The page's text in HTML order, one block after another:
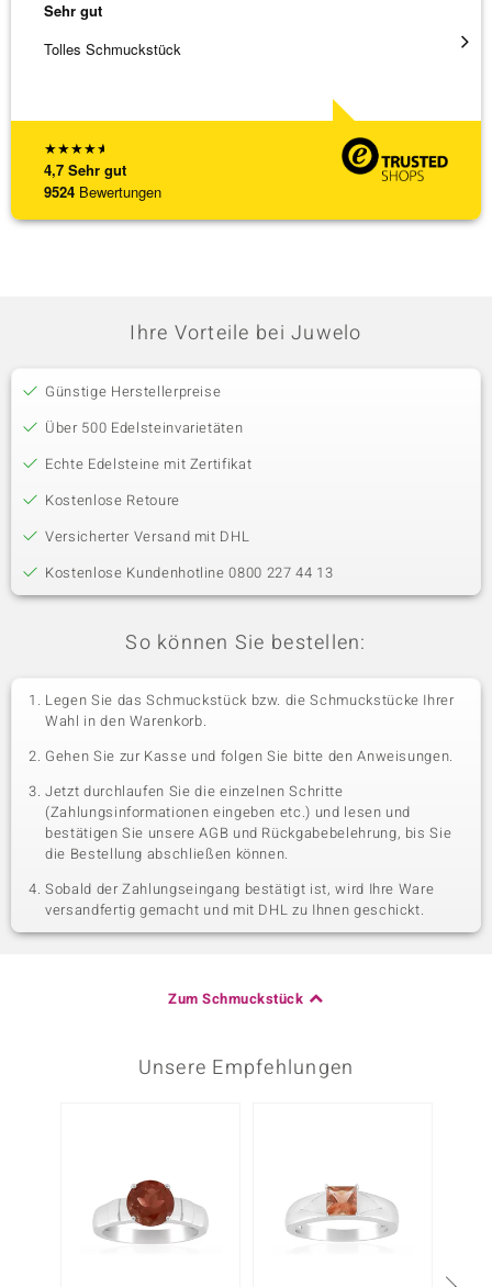
★★★★★
4,7 Sehr gut
9524 Bewertungen
Sehr gut
Tolles Schmuckstück
Ich
Ihre Vorteile bei Juwelo
Günstige Herstellerpreise
Über 500 Edelsteinvarietäten
Echte Edelsteine mit Zertifikat
Kostenlose Retoure
Versicherter Versand mit DHL
Kostenlose Kundenhotline 0800 227 44 13
So können Sie bestellen:
Legen Sie das Schmuckstück bzw. die Schmuckstücke Ihrer
Wahl in den Warenkorb.
Gehen Sie zur Kasse und folgen Sie bitte den Anweisungen.
Jetzt durchlaufen Sie die einzelnen Schritte
(Zahlungsinformationen eingeben etc.) und lesen und
bestätigen Sie unsere AGB und Rückgabebelehrung, bis Sie
die Bestellung abschließen können.
Sobald der Zahlungseingang bestätigt ist, wird Ihre Ware
versandfertig gemacht und mit DHL zu Ihnen geschickt.
Zum Schmuckstück
Unsere Empfehlungen